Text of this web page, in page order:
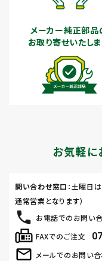
メーカー純正部品
お取り寄せいたし
お気軽に
お電話でのお問い
メールでのお問い
FAXでのご注文
問い合わせ窓口 ：土曜日
通常営業となります）